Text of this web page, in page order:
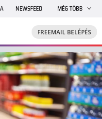
NEWSFEED
JÁTÉK
MÉG TÖBB
FREEMAIL BELÉPÉS